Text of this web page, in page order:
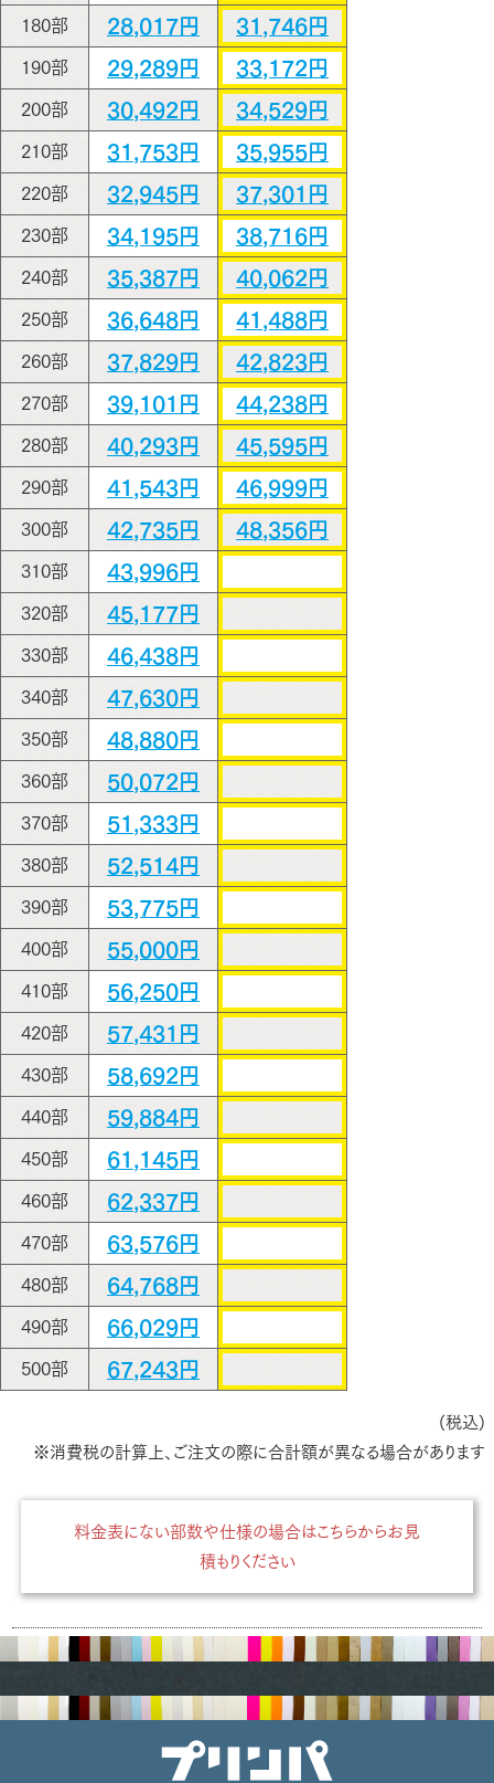
180部 28,017円 31,746円
190部 29,289円 33,172円
200部 30,492円 34,529円
210部 31,753円 35,955円
220部 32,945円 37,301円
230部 34,195円 38,716円
240部 35,387円 40,062円
250部 36,648円 41,488円
260部 37,829円 42,823円
270部 39,101円 44,238円
280部 40,293円 45,595円
290部 41,543円 46,999円
300部 42,735円 48,356円
310部 43,996円
320部 45,177円
330部 46,438円
340部 47,630円
350部 48,880円
360部 50,072円
370部 51,333円
380部 52,514円
390部 53,775円
400部 55,000円
410部 56,250円
420部 57,431円
430部 58,692円
440部 59,884円
450部 61,145円
460部 62,337円
470部 63,576円
480部 64,768円
490部 66,029円
500部 67,243円
(税込)
※消費税の計算上、ご注文の際に合計額が異なる場合があります
料金表にない部数や仕様の場合はこちらからお見
積もりください